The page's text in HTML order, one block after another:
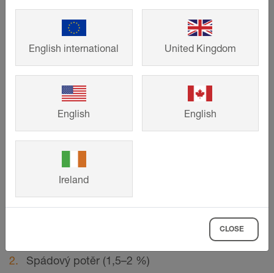
Řez napojením na stěnu pro konstrukci střešní terasy C.8: volná
pokládka na drenáž TROBA v°loži ze štěrku nebo kamenné drti
Spádový potěr (1,5–2 %)
English international United Kingdom
English English
Ireland
CLOSE